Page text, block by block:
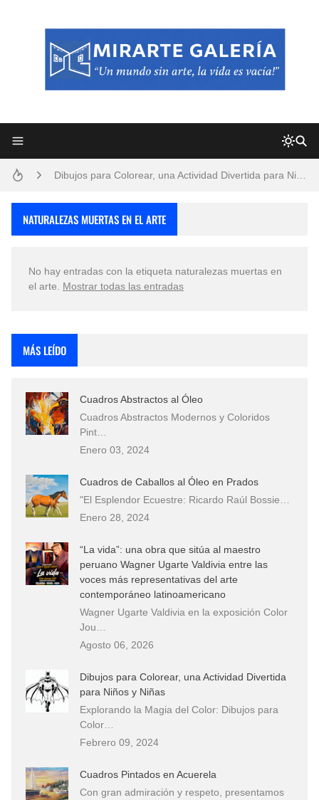
San Valentín Dibujos a Lápiz del 14 de Febrero
El mundo del arte en pintura surrealista
NATURALEZAS MUERTAS EN EL ARTE
No hay entradas con la etiqueta naturalezas muertas en
el arte
Mostrar todas las entradas
MÁS LEÍDO
Cuadros Abstractos al Óleo
Cuadros Abstractos Modernos y Coloridos
Pint…
Enero 03, 2024
Cuadros de Caballos al Óleo en Prados
"El Esplendor Ecuestre: Ricardo Raúl Bossie…
Enero 28, 2024
“La vida”: una obra que sitúa al maestro
peruano Wagner Ugarte Valdivia entre las
voces más representativas del arte
contemporáneo latinoamericano
Wagner Ugarte Valdivia en la exposición Color
Jou…
Agosto 06, 2026
Dibujos para Colorear, una Actividad Divertida
para Niños y Niñas
Explorando la Magia del Color: Dibujos para
Color…
Febrero 09, 2024
Cuadros Pintados en Acuerela
Con gran admiración y respeto, presentamos